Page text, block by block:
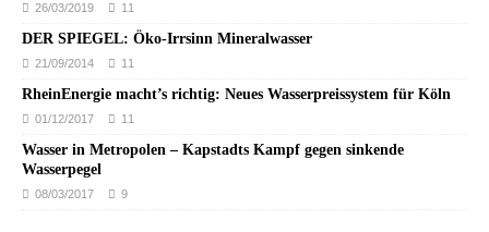
26/03/2019 11
DER SPIEGEL: Öko-Irrsinn Mineralwasser
21/09/2014 11
RheinEnergie macht’s richtig: Neues Wasserpreissystem für Köln
01/12/2017 11
Wasser in Metropolen – Kapstadts Kampf gegen sinkende
Wasserpegel
08/03/2017 9